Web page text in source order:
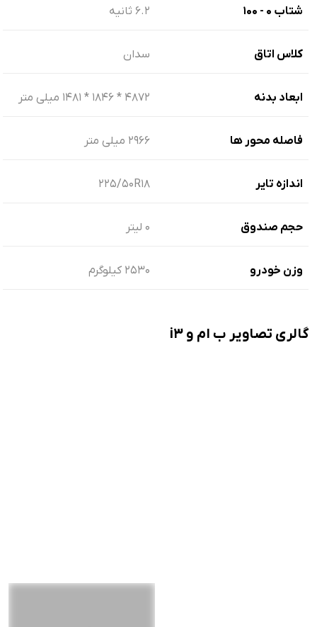
شتاب ۰ - ۱۰۰ 6.2 ثانیه
کلاس اتاق سدان
ابعاد بدنه ۴۸۷۲ * ۱۸۴۶ * ۱۴۸۱ میلی متر
فاصله محور ها 2966 میلی متر
اندازه تایر ۲۲۵/50R18
حجم صندوق 0 لیتر
وزن خودرو 2530 کیلوگرم
گالری تصاویر ب ام و i3